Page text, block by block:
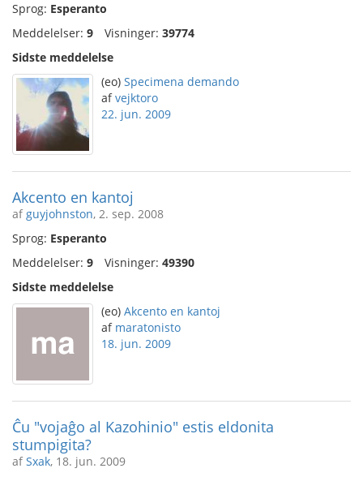
Sprog: Esperanto
Meddelelser: 9 Visninger: 39774
Sidste meddelelse
(eo) Specimena demando
afvejktoro
22. jun. 2009
Akcento en kantoj
afguyjohnston, 2. sep. 2008
Sprog: Esperanto
Meddelelser: 9 Visninger: 49390
Sidste meddelelse
(eo) Akcento en kantoj
af maratonisto
18. jun. 2009
Ĉu "vojaĝo al Kazohinio" estis eldonita
stumpigita?
afSxak, 18. jun. 2009